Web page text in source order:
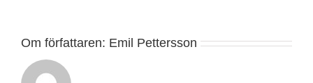
Om författaren: Emil Pettersson